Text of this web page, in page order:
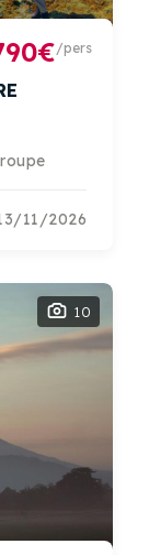
/pers
11/2026
10